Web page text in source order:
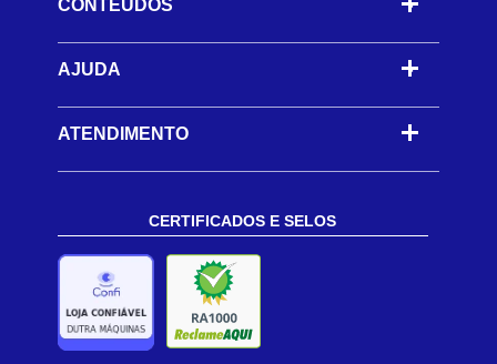
CONTEÚDOS -
AJUDA -
ATENDIMENTO
CERTIFICADOS E SELOS